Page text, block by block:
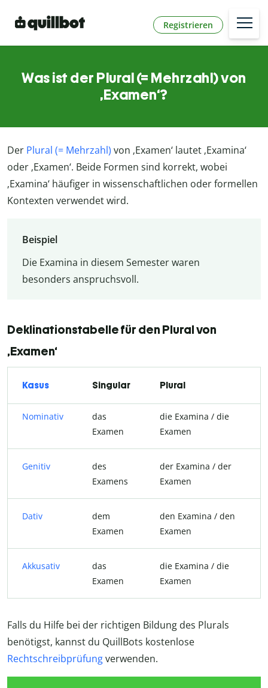
Registrieren
Was ist der Plural (= Mehrzahl) von
‚Examen‘?
Der Plural (= Mehrzahl) von ‚Examen‘ lautet ‚Examina‘
oder ‚Examen‘. Beide Formen sind korrekt, wobei
‚Examina‘ häufiger in wissenschaftlichen oder formellen
Kontexten verwendet wird.
Beispiel
Die Examina in diesem Semester waren
besonders anspruchsvoll.
Deklinationstabelle für den Plural von
‚Examen‘
Kasus Singular Plural
Nominativ
das
Examen
die Examina / die
Examen
Genitiv
des
Examens
der Examina / der
Examen
Dativ
dem
Examen
den Examina / den
Examen
Akkusativ
das
Examen
die Examina / die
Examen
Falls du Hilfe bei der richtigen Bildung des Plurals
benötigst, kannst du QuillBots kostenlose
Rechtschreibprüfungverwenden.